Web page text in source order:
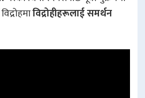
विद्रोहीहरूलाई समर्थन